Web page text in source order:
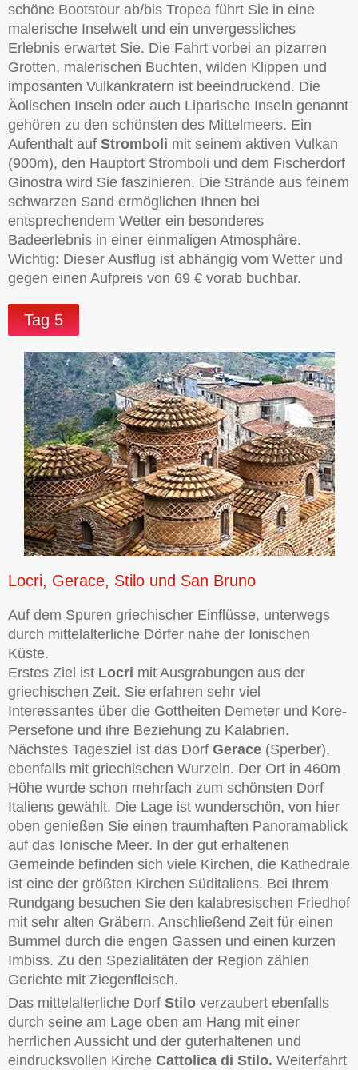
schöne Bootstour ab/bis Tropea führt Sie in eine
malerische Inselwelt und ein unvergessliches
Erlebnis erwartet Sie. Die Fahrt vorbei an pizarren
Grotten, malerischen Buchten, wilden Klippen und
imposanten Vulkankratern ist beeindruckend. Die
Äolischen Inseln oder auch Liparische Inseln genannt
gehören zu den schönsten des Mittelmeers. Ein
Aufenthalt auf Stromboli mit seinem aktiven Vulkan
(900m), den Hauptort Stromboli und dem Fischerdorf
Ginostra wird Sie faszinieren. Die Strände aus feinem
schwarzen Sand ermöglichen Ihnen bei
entsprechendem Wetter ein besonderes
Badeerlebnis in einer einmaligen Atmosphäre.
Wichtig: Dieser Ausflug ist abhängig vom Wetter und
gegen einen Aufpreis von 69 € vorab buchbar.
Tag 5
Locri, Gerace, Stilo und San Bruno
Auf dem Spuren griechischer Einflüsse, unterwegs
durch mittelalterliche Dörfer nahe der Ionischen
Küste.
Erstes Ziel ist Locri mit Ausgrabungen aus der
griechischen Zeit. Sie erfahren sehr viel
Interessantes über die Gottheiten Demeter und Kore-
Persefone und ihre Beziehung zu Kalabrien.
Nächstes Tagesziel ist das Dorf Gerace (Sperber),
ebenfalls mit griechischen Wurzeln. Der Ort in 460m
Höhe wurde schon mehrfach zum schönsten Dorf
Italiens gewählt. Die Lage ist wunderschön, von hier
oben genießen Sie einen traumhaften Panoramablick
auf das Ionische Meer. In der gut erhaltenen
Gemeinde befinden sich viele Kirchen, die Kathedrale
ist eine der größten Kirchen Süditaliens. Bei Ihrem
Rundgang besuchen Sie den kalabresischen Friedhof
mit sehr alten Gräbern. Anschließend Zeit für einen
Bummel durch die engen Gassen und einen kurzen
Imbiss. Zu den Spezialitäten der Region zählen
Gerichte mit Ziegenfleisch.
Das mittelalterliche Dorf Stilo verzaubert ebenfalls
durch seine am Lage oben am Hang mit einer
herrlichen Aussicht und der guterhaltenen und
eindrucksvollen Kirche Cattolica di Stilo. Weiterfahrt